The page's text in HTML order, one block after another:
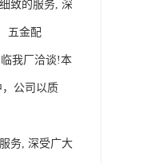
致的服务, 深
五金配
我厂洽谈!本
公司以质
务, 深受广大